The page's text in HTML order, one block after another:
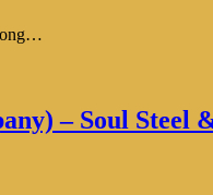
– Soul Steel